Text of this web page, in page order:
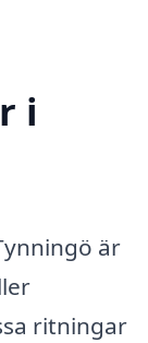
i
är
ritningar